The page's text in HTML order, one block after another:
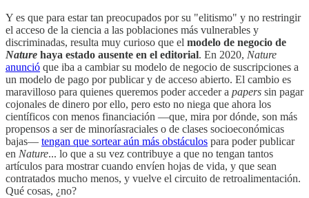
Y es que para estar tan preocupados por su "elitismo" y no restringir
el acceso de la ciencia a las poblaciones más vulnerables y
discriminadas, resulta muy curioso que el modelo de negocio de
Nature haya estado ausente en el editorial. En 2020, Nature
anunció que iba a cambiar su modelo de negocio de suscripciones a
un modelo de pago por publicar y de acceso abierto. El cambio es
maravilloso para quienes queremos poder acceder a papers sin pagar
cojonales de dinero por ello, pero esto no niega que ahora los
científicos con menos financiación —que, mira por dónde, son más
propensos a ser de minoríasraciales o de clases socioeconómicas
bajas— tengan que sortear aún más obstáculos para poder publicar
en Nature... lo que a su vez contribuye a que no tengan tantos
artículos para mostrar cuando envíen hojas de vida, y que sean
contratados mucho menos, y vuelve el circuito de retroalimentación.
Qué cosas, ¿no?